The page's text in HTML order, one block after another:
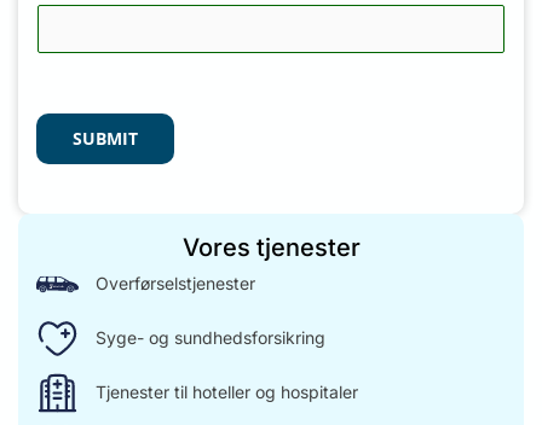
SUBMIT
Vores tjenester
Overførselstjenester
Syge- og sundhedsforsikring
Tjenester til hoteller og hospitaler